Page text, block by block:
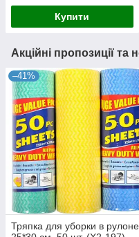
Купити
Акційні пропозиції та
–41%
Тряпка для уборки в рулоне,